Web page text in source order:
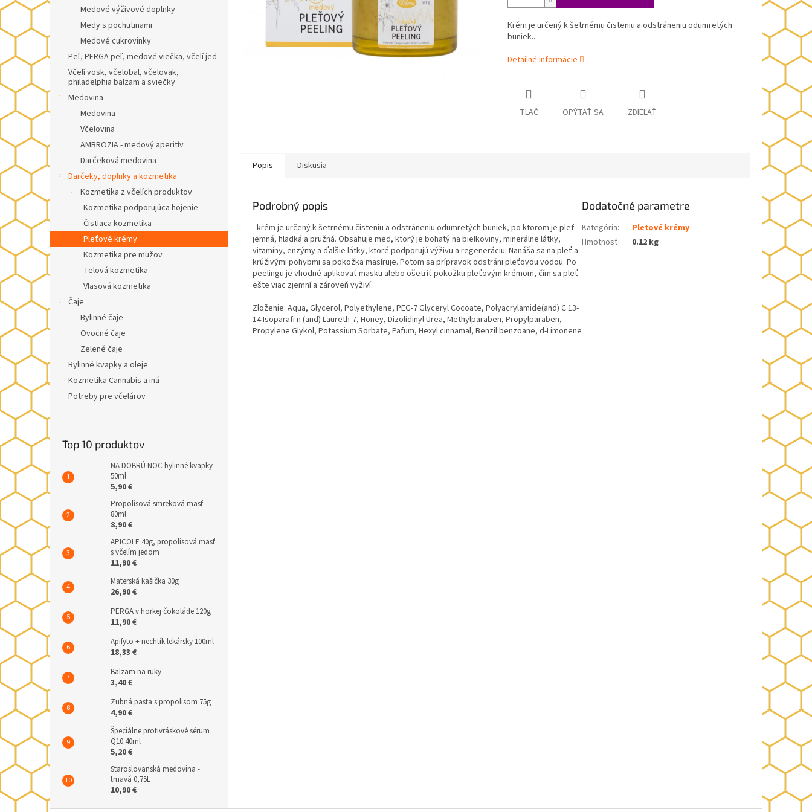
Medové výživové doplnky
Medy s pochutinami
Medové cukrovinky
Peľ, PERGA peľ, medové viečka, včelí jed
Včelí vosk, včelobal, včelovak,
philadelphia balzam a sviečky
Medovina
Medovina
Včelovina
AMBROZIA - medový aperitív
Darčeková medovina
Darčeky, doplnky a kozmetika
Kozmetika z včelích produktov
Kozmetika podporujúca hojenie
Čistiaca kozmetika
Pleťové krémy
Kozmetika pre mužov
Telová kozmetika
Vlasová kozmetika
Čaje
Bylinné čaje
Ovocné čaje
Zelené čaje
Bylinné kvapky a oleje
Kozmetika Cannabis a iná
Potreby pre včelárov
Top 10 produktov
NA DOBRÚ NOC bylinné kvapky
50ml
5,90 €
Propolisová smreková masť
80ml
8,90 €
APICOLE 40g, propolisová masť
s včelím jedom
11,90 €
Materská kašička 30g
26,90 €
PERGA v horkej čokoláde 120g
11,90 €
Apifyto + nechtík lekársky 100ml
18,33 €
Balzam na ruky
3,40 €
Zubná pasta s propolisom 75g
4,90 €
Špeciálne protivráskové sérum
Q10 40ml
5,20 €
Staroslovanská medovina -
tmavá 0,75L
10,90 €
Krém je určený k šetrnému čisteniu a odstráneniu odumretých
buniek...
Detailné informácie
TLAČ OPÝTAŤ SA ZDIEĽAŤ
Popis Diskusia
Podrobný popis
- krém je určený k šetrnému čisteniu a odstráneniu odumretých buniek, po ktorom je pleť
jemná, hladká a pružná. Obsahuje med, ktorý je bohatý na bielkoviny, minerálne látky,
vitamíny, enzýmy a ďalšie látky, ktoré podporujú výživu a regeneráciu. Nanáša sa na pleť a
krúživými pohybmi sa pokožka masíruje. Potom sa prípravok odstráni pleťovou vodou. Po
peelingu je vhodné aplikovať masku alebo ošetriť pokožku pleťovým krémom, čím sa pleť
ešte viac zjemní a zároveň vyživí.
Zloženie: Aqua, Glycerol, Polyethylene, PEG-7 Glyceryl Cocoate, Polyacrylamide(and) C 13-
14 Isoparafi n (and) Laureth-7, Honey, Dizolidinyl Urea, Methylparaben, Propylparaben,
Propylene Glykol, Potassium Sorbate, Pafum, Hexyl cinnamal, Benzil benzoane, d-Limonene
Dodatočné parametre
Kategória:
Pleťové krémy
Hmotnosť: 0.12 kg